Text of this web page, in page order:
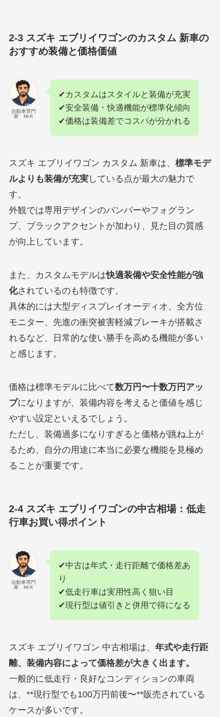
2-3 スズキ エブリイワゴンのカスタム 新車の
おすすめ装備と価格価値
自動車専門
家 Mr.K
✔カスタムはスタイルと装備が充実
✔安全装備・快適機能が標準化傾向
✔価格は装備差でコスパが分かれる
スズキ エブリイワゴン カスタム 新車は、 標準モデ
ルよりも装備が充実している点が最大の魅力で
す。
外観では専用デザインのバンパーやフォグラン
プ、ブラックアクセントが加わり、見た目の質感
が向上しています。
また、カスタムモデルは快適装備や安全性能が強
化されているのも特徴です。
具体的には大型ディスプレイオーディオ、全方位
モニター、先進の衝突被害軽減ブレーキが搭載さ
れるなど、日常的な使い勝手を高める機能が多い
と感じます。
価格は標準モデルに比べて数万円〜十数万円アッ
プになりますが、装備内容を考えると価値を感じ
やすい設定といえるでしょう。
ただし、装備過多になりすぎると価格が跳ね上が
るため、自分の用途に本当に必要な機能を見極め
ることが重要です。
2-4 スズキ エブリイワゴンの中古相場：低走
行車お買い得ポイント
自動車専門
家 Mr.K
✔中古は年式・走行距離で価格差あ
り
✔低走行車は実用性高く狙い目
✔現行型は値引きと併用で得になる
スズキ エブリイワゴン 中古相場は、 年式や走行距
離、装備内容によって価格差が大きく出ます。
一般的に低走行・良好なコンディションの車両
は、**現行型でも100万円前後〜**販売されている
ケースが多いです。